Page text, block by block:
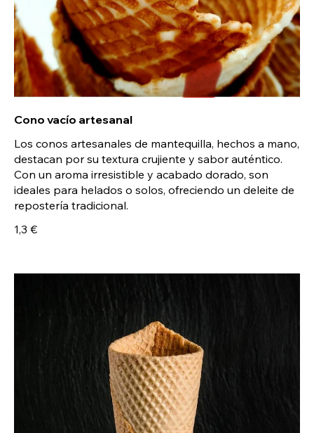
Cono vacío artesanal
Los conos artesanales de mantequilla, hechos a mano,
destacan por su textura crujiente y sabor auténtico.
Con un aroma irresistible y acabado dorado, son
ideales para helados o solos, ofreciendo un deleite de
repostería tradicional.
1,3 €